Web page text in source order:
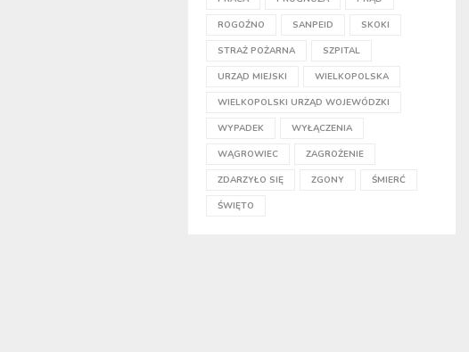
ROGOŹNO SANPEID SKOKI
STRAŻ POŻARNA SZPITAL
URZĄD MIEJSKI WIELKOPOLSKA
WIELKOPOLSKI URZĄD WOJEWÓDZKI
WYPADEK WYŁĄCZENIA
WĄGROWIEC ZAGROŻENIE
ZDARZYŁO SIĘ ZGONY ŚMIERĆ
ŚWIĘTO